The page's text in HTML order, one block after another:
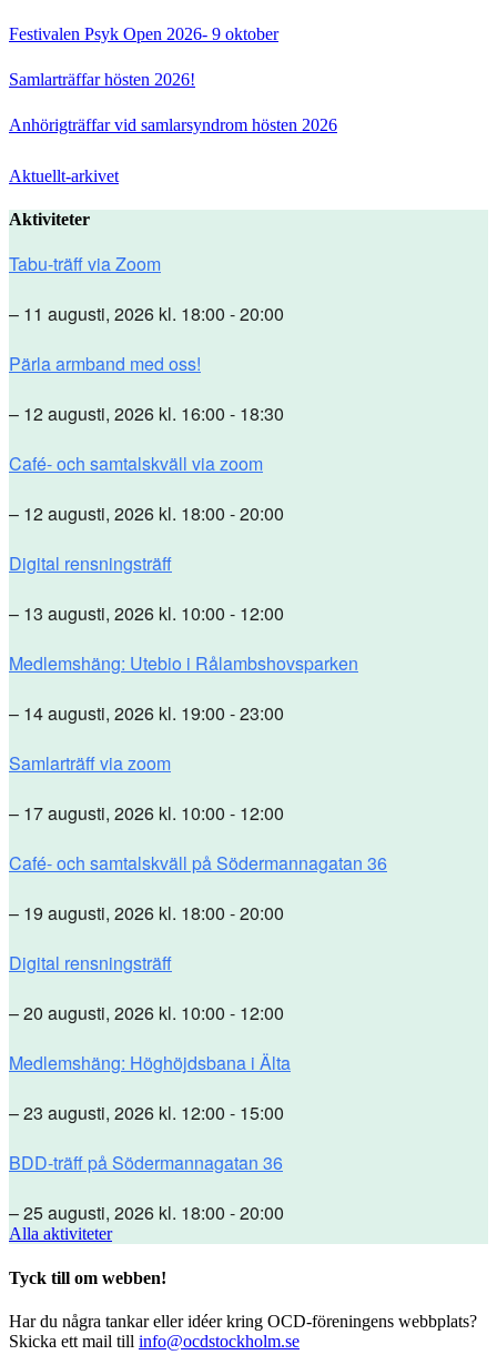
Festivalen Psyk Open 2026- 9 oktober
Samlarträffar hösten 2026!
Anhörigträffar vid samlarsyndrom hösten 2026
Aktuellt-arkivet
Aktiviteter
Tabu-träff via Zoom
– 11 augusti, 2026 kl. 18:00 - 20:00
Pärla armband med oss!
– 12 augusti, 2026 kl. 16:00 - 18:30
Café- och samtalskväll via zoom
– 12 augusti, 2026 kl. 18:00 - 20:00
Digital rensningsträff
– 13 augusti, 2026 kl. 10:00 - 12:00
Medlemshäng: Utebio i Rålambshovsparken
– 14 augusti, 2026 kl. 19:00 - 23:00
Samlarträff via zoom
– 17 augusti, 2026 kl. 10:00 - 12:00
Café- och samtalskväll på Södermannagatan 36
– 19 augusti, 2026 kl. 18:00 - 20:00
Digital rensningsträff
– 20 augusti, 2026 kl. 10:00 - 12:00
Medlemshäng: Höghöjdsbana i Älta
– 23 augusti, 2026 kl. 12:00 - 15:00
BDD-träff på Södermannagatan 36
– 25 augusti, 2026 kl. 18:00 - 20:00
Alla aktiviteter
Tyck till om webben!
Har du några tankar eller idéer kring OCD-föreningens webbplats?
Skicka ett mail till info@ocdstockholm.se